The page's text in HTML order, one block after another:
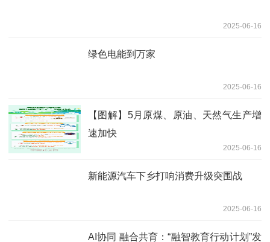
2025-06-16
绿色电能到万家
2025-06-16
【图解】5月原煤、原油、天然气生产增
速加快
2025-06-16
新能源汽车下乡打响消费升级突围战
2025-06-16
AI协同 融合共育：“融智教育行动计划”发